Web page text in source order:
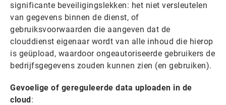
significante beveiligingslekken: het niet versleutelen
van gegevens binnen de dienst, of
gebruiksvoorwaarden die aangeven dat de
clouddienst eigenaar wordt van alle inhoud die hierop
is geüpload, waardoor ongeautoriseerde gebruikers de
bedrijfsgegevens zouden kunnen zien (en gebruiken).
Gevoelige of gereguleerde data uploaden in de
cloud: